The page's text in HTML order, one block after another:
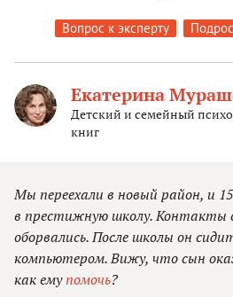
Вопрос к эксперту
Екатерина
Детский и семейный
книг
Мы переехали в новый район, и
в престижную школу. Контакты
оборвались. После школы он
компьютером. Вижу, что сын
как емупомочь?